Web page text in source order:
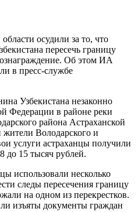
осудили за то, что
пересечь границу
Об этом ИА
в пресс-службе
Узбекистана незаконно
Федерации в районе реки
района Астраханской
Володарского и
услуги астраханцы получили
до 15 тысяч рублей.
использовали несколько
следы пересечения границу
на одном из перекрестков.
изъяты документы граждан